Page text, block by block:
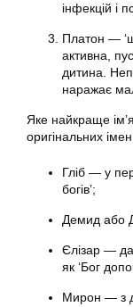
інфекцій і
Платон —
активна,
дитина.
наражає
Яке найкраще
оригінальних
Гліб — у
богів’;
Демид або
Єлізар —
як ‘Бог
Мирон — з